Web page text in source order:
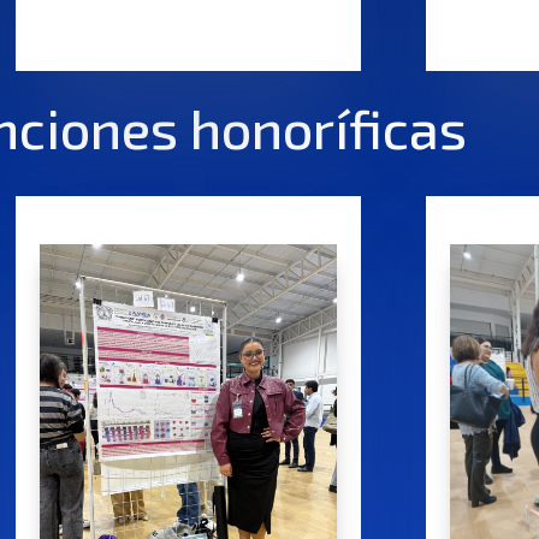
honoríficas